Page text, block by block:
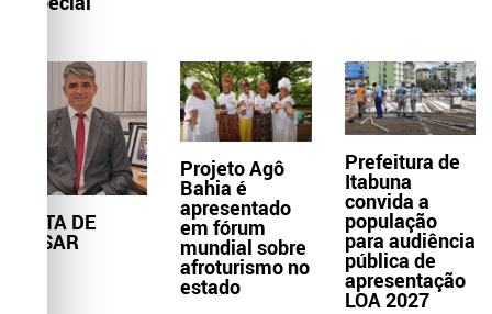
NOTA DE
PESAR
Projeto Agô
Bahia é
apresentado
em fórum
mundial sobre
afroturismo no
estado
Prefeitura de
Itabuna
convida a
população
para audiência
pública de
apresentação
LOA 2027